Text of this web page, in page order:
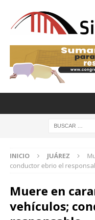
INICIO JUÁREZ
conductor ebrio el
Muere en
vehículos;